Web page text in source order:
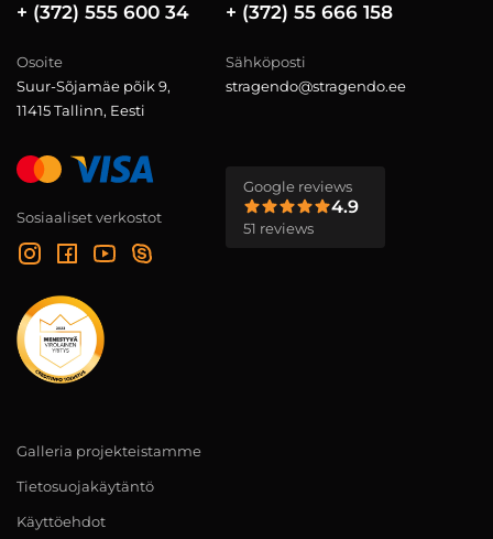
+ (372) 555 600 34 + (372) 55 666 158
Osoite
Suur-Sõjamäe põik 9,
11415 Tallinn, Eesti
Sähköposti
stragendo@stragendo.ee
Sosiaaliset verkostot
Google reviews
4.9
51 reviews
Galleria projekteistamme
Tietosuojakäytäntö
Käyttöehdot